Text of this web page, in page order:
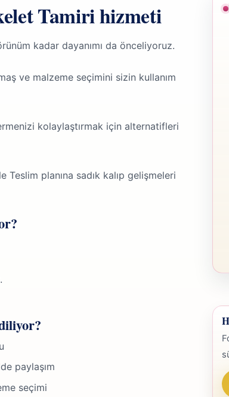
Tamiri hizmeti
kadar dayanımı da önceliyoruz.
ve malzeme seçimini sizin kullanım
kolaylaştırmak için alternatifleri
planına sadık kalıp gelişmeleri
paylaşım
seçimi